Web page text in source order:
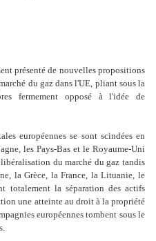
présenté de nouvelles propositions
du gaz dans l'UE, pliant sous la
fermement opposé à l'idée de
européennes se sont scindées en
les Pays-Bas et le Royaume-Uni
du marché du gaz tandis
la Grèce, la France, la Lituanie, le
totalement la séparation des actifs
une atteinte au droit à la propriété
européennes tombent sous le